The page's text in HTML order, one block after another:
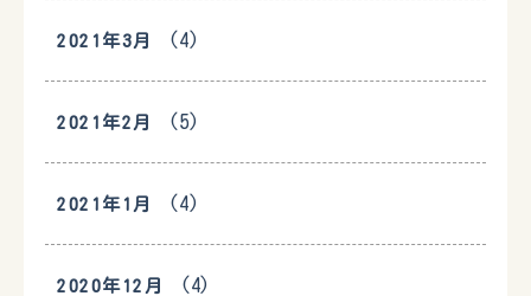
2021年3月 (4)
2021年2月 (5)
2021年1月 (4)
2020年12月 (4)